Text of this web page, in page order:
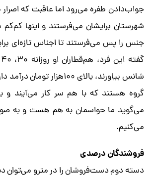
جواب‌دادن طفره می‌رود اما عاقبت که
شهرستان برایشان می‌فرستند و اینها
جنس را پس می‌فرستند تا اجناس تازه‌ای
شانس بیاورند، بالای ۱۰۰‌هزار
گروه هستند که با هم سر کار می‌آیند و
می‌گوید ما حواسمان به هم هست و به
می‌کنیم.
فروشندگان درصدی
دسته دوم دست‌فروشان را در مترو می‌توان